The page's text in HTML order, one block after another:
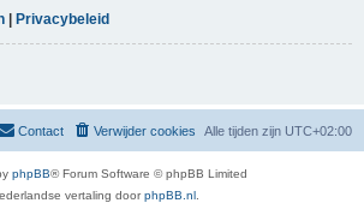
| Privacybeleid
Alle tijden zijn UTC+02:00
Verwijder cookies
Contact
phpBB® Forum Software © phpBB Limited
vertaling doorphpBB.nl